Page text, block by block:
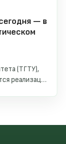
— в
(ТГТУ),
реализация